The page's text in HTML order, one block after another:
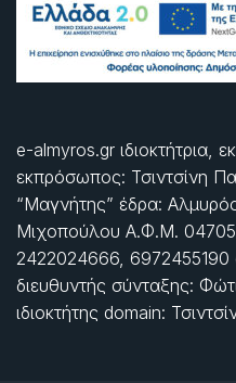
e-almyros.gr ιδιοκτήτρια,
εκπρόσωπος: Τσιντσίνη
“Μαγνήτης” έδρα:
Μιχοπούλου Α.Φ.Μ.
2422024666, 6972455190
διευθυντής σύνταξης:
ιδιοκτήτης domain: